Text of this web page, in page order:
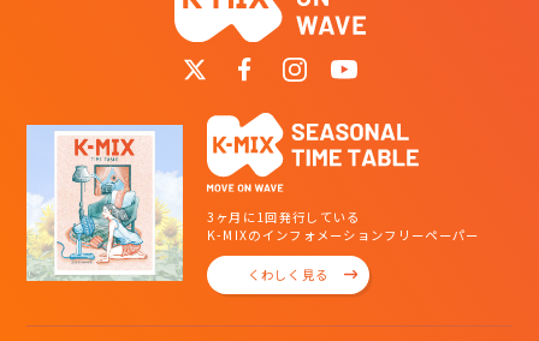
3ヶ月に1回発行している
K-MIXのインフォメーションフリーペーパー
くわしく見る